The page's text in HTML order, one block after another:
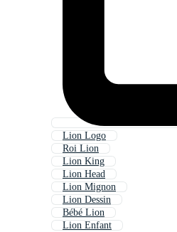
Lion Logo
Roi Lion
Lion King
Lion Head
Lion Mignon
Lion Dessin
Bébé Lion
Lion Enfant